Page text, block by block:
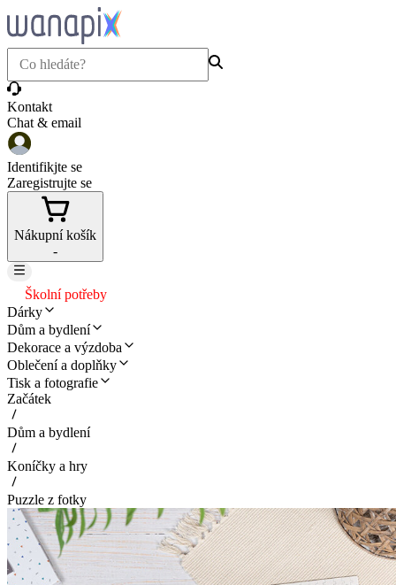
Kontakt
Chat & email
Identifikjte se
Zaregistrujte se
Nákupní košík
-
Školní potřeby
Dárky
Dům a bydlení
Dekorace a výzdoba
Oblečení a doplňky
Tisk a fotografie
Začátek
Dům a bydlení
Koníčky a hry
Puzzle z fotky